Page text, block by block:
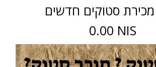
סטוקים חדשים
0.00 NIS